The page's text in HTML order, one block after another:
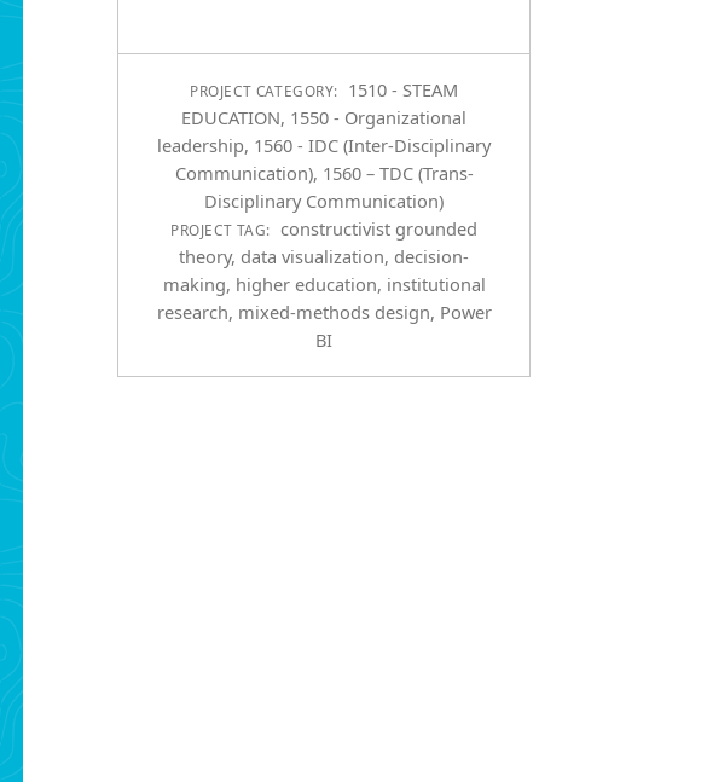
PROJECT CATEGORY:
1510 - STEAM
EDUCATION, 1550 - Organizational
leadership, 1560 - IDC (Inter-Disciplinary
Communication), 1560 – TDC (Trans-
Disciplinary Communication)
PROJECT TAG:
constructivist grounded
theory, data visualization, decision-
making, higher education, institutional
research, mixed-methods design, Power
BI